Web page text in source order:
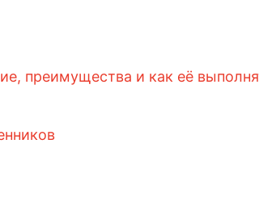
преимущества и как её